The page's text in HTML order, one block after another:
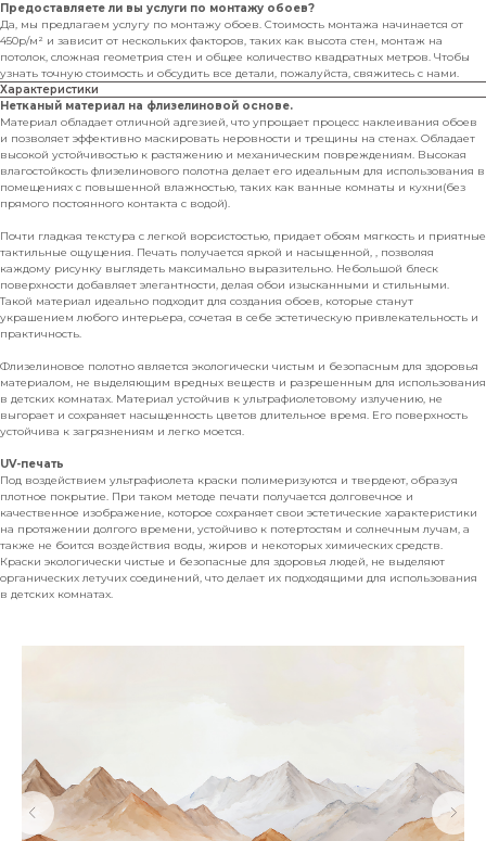
Предоставляете ли вы услуги по монтажу обоев?
Да, мы предлагаем услугу по монтажу обоев. Стоимость монтажа начинается от
450р/м² и зависит от нескольких факторов, таких как высота стен, монтаж на
потолок, сложная геометрия стен и общее количество квадратных метров. Чтобы
узнать точную стоимость и обсудить все детали, пожалуйста, свяжитесь с нами.
Характеристики
Нетканый материал на флизелиновой основе.
Материал обладает отличной адгезией, что упрощает процесс наклеивания обоев
и позволяет эффективно маскировать неровности и трещины на стенах. Обладает
высокой устойчивостью к растяжению и механическим повреждениям. Высокая
влагостойкость флизелинового полотна делает его идеальным для использования в
помещениях с повышенной влажностью, таких как ванные комнаты и кухни(без
прямого постоянного контакта с водой).
Почти гладкая текстура с легкой ворсистостью, придает обоям мягкость и приятные
тактильные ощущения. Печать получается яркой и насыщенной, , позволяя
каждому рисунку выглядеть максимально выразительно. Небольшой блеск
поверхности добавляет элегантности, делая обои изысканными и стильными.
Такой материал идеально подходит для создания обоев, которые станут
украшением любого интерьера, сочетая в себе эстетическую привлекательность и
практичность.
Флизелиновое полотно является экологически чистым и безопасным для здоровья
материалом, не выделяющим вредных веществ и разрешенным для использования
в детских комнатах. Материал устойчив к ультрафиолетовому излучению, не
выгорает и сохраняет насыщенность цветов длительное время. Его поверхность
устойчива к загрязнениям и легко моется.
UV-печать
Под воздействием ультрафиолета краски полимеризуются и твердеют, образуя
плотное покрытие. При таком методе печати получается долговечное и
качественное изображение, которое сохраняет свои эстетические характеристики
на протяжении долгого времени, устойчиво к потертостям и солнечным лучам, а
также не боится воздействия воды, жиров и некоторых химических средств.
Краски экологически чистые и безопасные для здоровья людей, не выделяют
органических летучих соединений, что делает их подходящими для использования
в детских комнатах.